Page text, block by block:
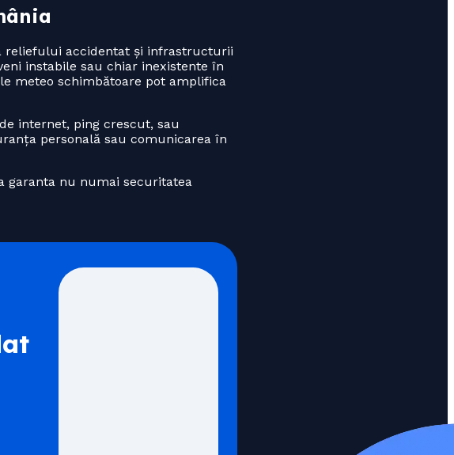
reliefului accidentat și infrastructurii
instabile sau chiar inexistente în
meteo schimbătoare pot amplifica
internet, ping crescut, sau
personală sau comunicarea în
garanta nu numai securitatea